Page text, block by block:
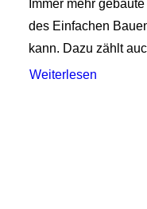
Immer mehr
des Einfachen
kann. Dazu zählt
Weiterlesen